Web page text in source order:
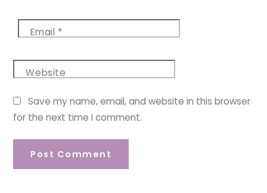
Email *
Website
Save my name, email, and website in this browser
for the next time I comment.